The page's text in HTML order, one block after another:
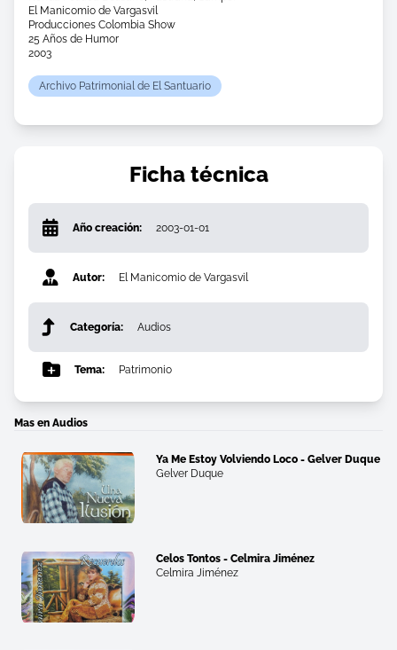
El Manicomio de Vargasvil
Producciones Colombia Show
25 Años de Humor
2003
Archivo Patrimonial de El Santuario
Ficha técnica
Año creación: 2003-01-01
Autor: El Manicomio de Vargasvil
Categoría: Audios
Tema: Patrimonio
Mas en Audios
Ya Me Estoy Volviendo Loco - Gelver Duque
Gelver Duque
Celos Tontos - Celmira Jiménez
Celmira Jiménez